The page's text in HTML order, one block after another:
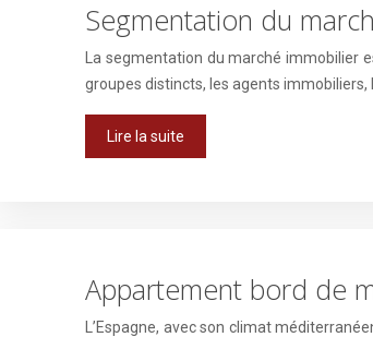
Segmentation du
La segmentation du marché immobilier
groupes distincts, les agents
Lire la suite
Appartement bord de
L’Espagne, avec son climat